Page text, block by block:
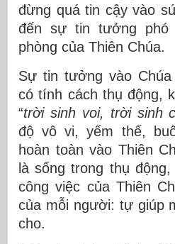
đừng quá tin cậy vào
đến sự tin tưởng phó
phòng của Thiên Chúa.
Sự tin tưởng vào Chúa
có tính cách thụ động,
“trời sinh voi, trời sinh
độ vô vi, yếm thế,
hoàn toàn vào Thiên
là sống trong thụ
công việc của Thiên
của mỗi người: tự giúp
cho.